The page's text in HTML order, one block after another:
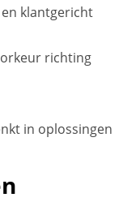
klantgericht
richting
in oplossingen